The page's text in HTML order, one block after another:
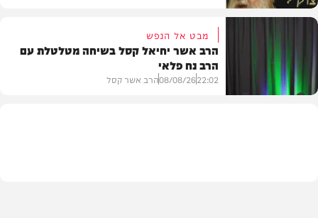
וידאו
מבט אל הנפש
הרב אשר יחיאל קסל בשיחה מטלטלת עם
הרב נח פלאי
22:02
08/08/26הרב אשר קסל